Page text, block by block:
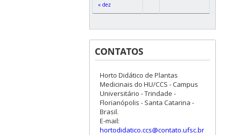
« dez
CONTATOS
Horto Didático de Plantas
Medicinais do HU/CCS - Campus
Universitário - Trindade -
Florianópolis - Santa Catarina -
Brasil.
E-mail:
hortodidatico.ccs@contato.ufsc.br